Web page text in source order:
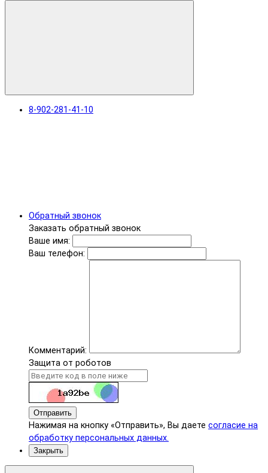
8-902-281-41-10
Обратный звонок
Заказать обратный звонок
Ваше имя:
Ваш телефон:
Комментарий:
Защита от роботов
Отправить
Нажимая на кнопку «Отправить», Вы даете согласие на
обработку персональных данных.
Закрыть